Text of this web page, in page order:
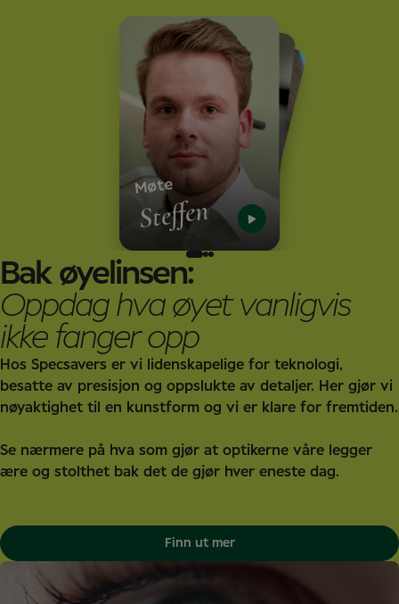
Møte
Steffen
Møte
Per
Sigurd
Møte
Rikke
Bak øyelinsen:
Oppdag hva øyet vanligvis
ikke fanger opp
Hos Specsavers er vi lidenskapelige for teknologi,
besatte av presisjon og oppslukte av detaljer. Her gjør vi
nøyaktighet til en kunstform og vi er klare for fremtiden.
Se nærmere på hva som gjør at optikerne våre legger
ære og stolthet bak det de gjør hver eneste dag.
Finn ut mer